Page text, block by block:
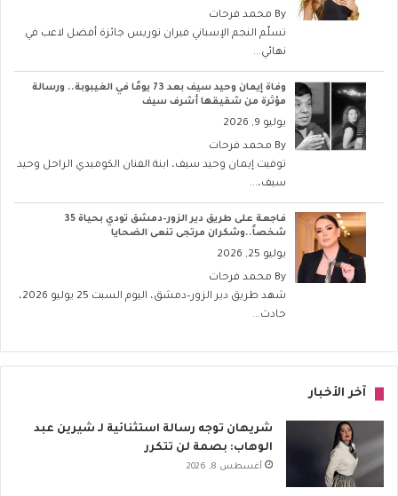
By محمد فرحات
تسلّم النجم الإسباني فيران توريس جائزة أفضل لاعب في
نهائي...
وفاة إيمان وحيد سيف بعد 73 يومًا في الغيبوبة.. ورسالة
مؤثرة من شقيقها أشرف سيف
يوليو 9, 2026
By محمد فرحات
توفيت إيمان وحيد سيف، ابنة الفنان الكوميدي الراحل وحيد
سيف،...
فاجعة على طريق دير الزور–دمشق تودي بحياة 35
شخصاً..وشكران مرتجى تنعى الضحايا
يوليو 25, 2026
By محمد فرحات
شهد طريق دير الزور–دمشق، اليوم السبت 25 يوليو 2026،
حادث...
آخر الأخبار
شريهان توجه رسالة استثنائية لـ شيرين عبد
الوهاب: بصمة لن تتكرر
أغسطس 8, 2026